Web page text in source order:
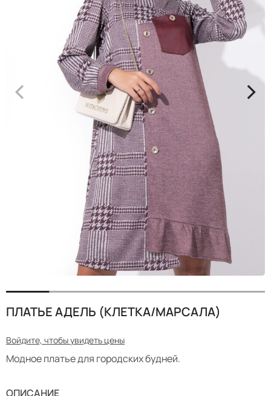
< >
ПЛАТЬЕ АДЕЛЬ (КЛЕТКА/МАРСАЛА)
Войдите, чтобы увидеть цены
Модное платье для городских будней.
ОПИСАНИЕ